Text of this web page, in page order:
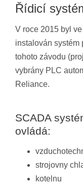
Řídicí
V roce 2015 byl
instalován systém
tohoto závodu
vybrány PLC
Reliance.
SCADA
ovládá:
strojovny
kotelnu